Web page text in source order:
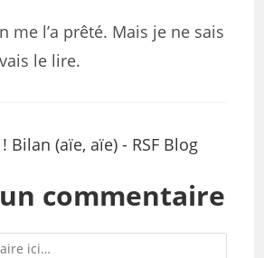
me l’a prêté. Mais je ne sais
le lire.
Bilan (aïe, aïe) - RSF Blog
commentaire